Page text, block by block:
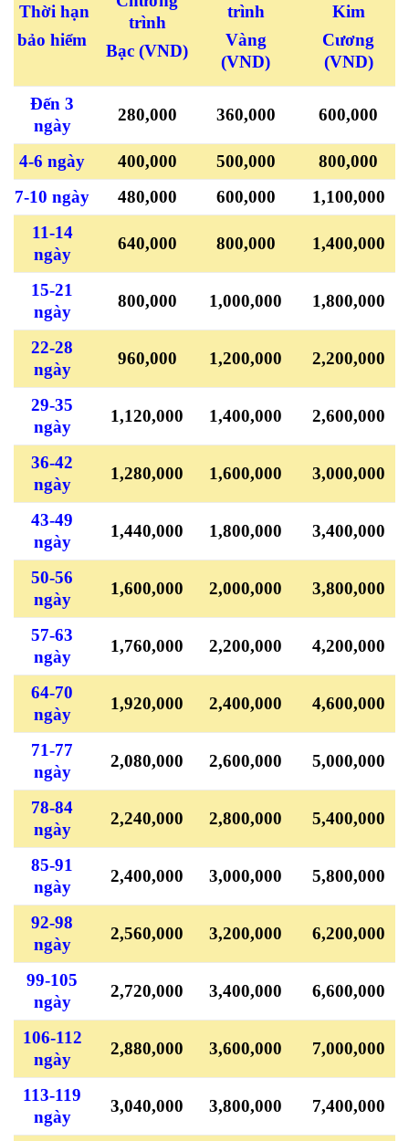
Thời hạn
bảo hiểm
trình
Bạc (VND)
trình
Vàng
(VND)
Kim
Cương
(VND)
Đến 3
ngày
280,000 360,000 600,000
4-6 ngày 400,000 500,000
800,000
7-10 ngày
480,000 600,000
1,100,000
11-14
ngày
640,000 800,000 1,400,000
15-21
ngày
800,000 1,000,000 1,800,000
22-28
ngày
960,000 1,200,000 2,200,000
29-35
ngày
1,120,000 1,400,000 2,600,000
36-42
ngày
1,280,000 1,600,000 3,000,000
43-49
ngày
1,440,000 1,800,000 3,400,000
50-56
ngày
1,600,000 2,000,000 3,800,000
57-63
ngày
1,760,000 2,200,000 4,200,000
64-70
ngày
1,920,000 2,400,000 4,600,000
71-77
ngày
2,080,000 2,600,000 5,000,000
78-84
ngày
2,240,000 2,800,000 5,400,000
85-91
ngày
2,400,000 3,000,000 5,800,000
92-98
ngày
2,560,000 3,200,000 6,200,000
99-105
ngày
2,720,000 3,400,000 6,600,000
106-112
ngày
2,880,000 3,600,000 7,000,000
113-119
ngày
3,040,000 3,800,000 7,400,000